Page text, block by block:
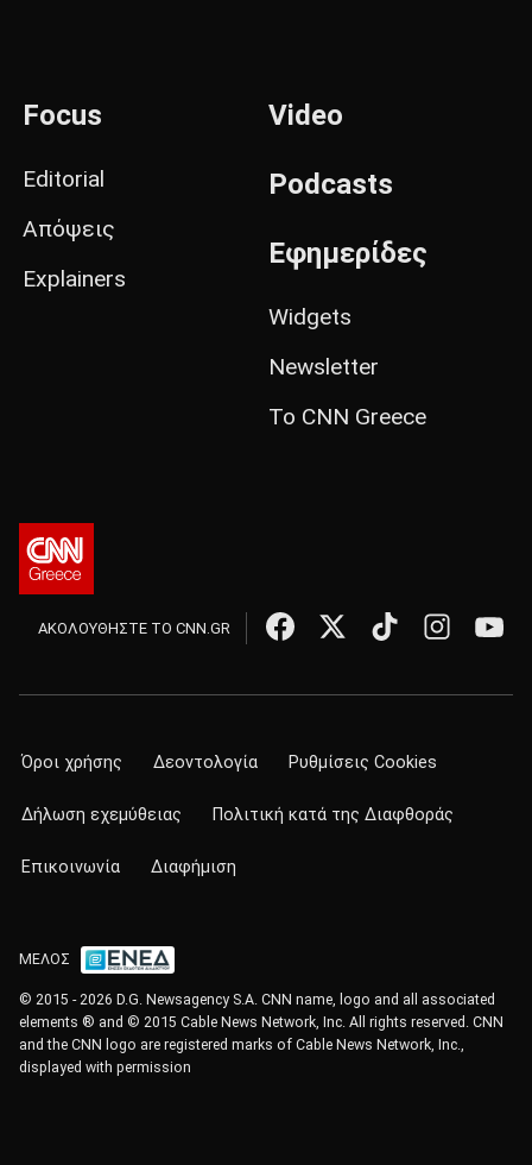
Focus
Editorial
Απόψεις
Explainers
Video
Podcasts
Εφημερίδες
Widgets
Newsletter
Το CNN Greece
ΑΚΟΛΟΥΘΗΣΤΕ ΤΟ CNN.GR
Όροι χρήσης Δεοντολογία Ρυθμίσεις Cookies
Δήλωση εχεμύθειας Πολιτική κατά της Διαφθοράς
Επικοινωνία Διαφήμιση
ΜΕΛΟΣ
© 2015 - 2026 D.G. Newsagency S.A. CNN name, logo and all associated
elements ® and © 2015 Cable News Network, Inc. All rights reserved. CNN
and the CNN logo are registered marks of Cable News Network, Inc.,
displayed with permission